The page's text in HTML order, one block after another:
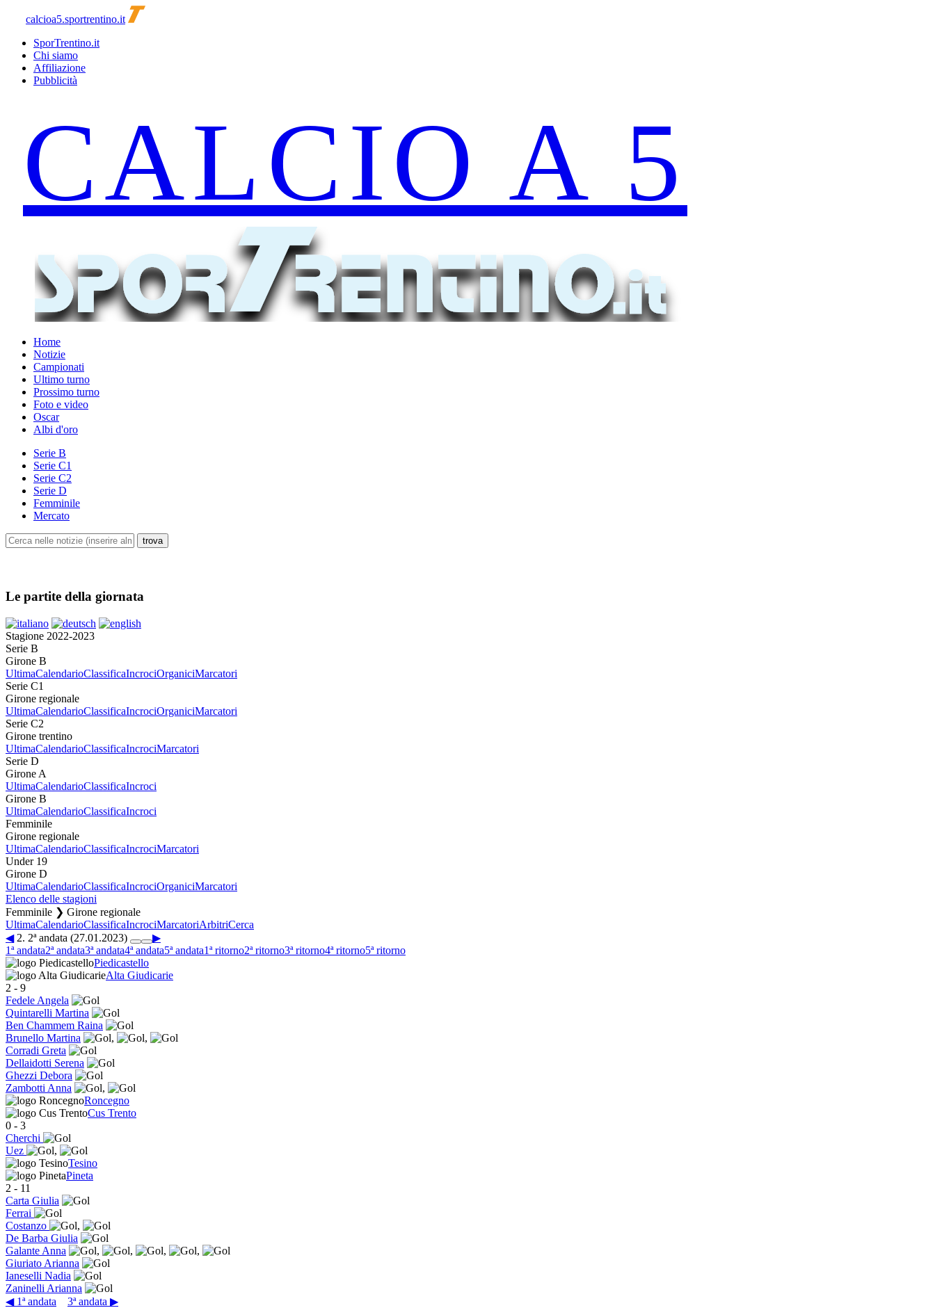
calcioa5.sportrentino.it
SporTrentino.it
Chi siamo
Affiliazione
Pubblicità
Home
Notizie
Campionati
Ultimo turno
Prossimo turno
Foto e video
Oscar
Albi d'oro
Serie B
Serie C1
Serie C2
Serie D
Femminile
Mercato
Le partite della giornata
Stagione 2022-2023
Serie B
Girone B
UltimaCalendarioClassificaIncrociOrganiciMarcatori
Serie C1
Girone regionale
UltimaCalendarioClassificaIncrociOrganiciMarcatori
Serie C2
Girone trentino
UltimaCalendarioClassificaIncrociMarcatori
Serie D
Girone A
UltimaCalendarioClassificaIncroci
Girone B
UltimaCalendarioClassificaIncroci
Femminile
Girone regionale
UltimaCalendarioClassificaIncrociMarcatori
Under 19
Girone D
UltimaCalendarioClassificaIncrociOrganiciMarcatori
Elenco delle stagioni
Femminile ❯ Girone regionale
UltimaCalendarioClassificaIncrociMarcatoriArbitriCerca
◀2. 2ª andata (27.01.2023)
▶
1ª andata2ª andata3ª andata4ª andata5ª andata1ª ritorno2ª ritorno3ª ritorno4ª ritorno5ª ritorno
Piedicastello
Alta Giudicarie
2 - 9
Fedele Angela
Quintarelli Martina
Ben Chammem Raina
Brunello Martina
,
,
Corradi Greta
Dellaidotti Serena
Ghezzi Debora
Zambotti Anna
,
Roncegno
Cus Trento
0 - 3
Cherchi
Uez
,
Tesino
Pineta
2 - 11
Carta Giulia
Ferrai
Costanzo
,
De Barba Giulia
Galante Anna
, , ,
,
Giuriato Arianna
Ianeselli Nadia
Zaninelli Arianna
◀ 1ª andata
3ª andata ▶